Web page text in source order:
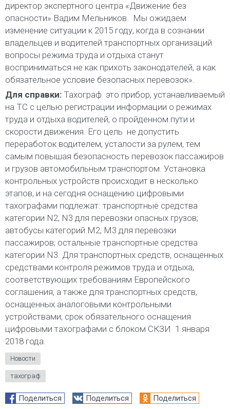
директор экспертного центра «Движение без
опасности» Вадим Мельников.  Мы ожидаем
изменение ситуации к 2015 году, когда в сознании
владельцев и водителей транспортных организаций
вопросы режима труда и отдыха станут
восприниматься не как прихоть законодателей, а как
обязательное условие безопасных перевозок».
Для справки: Тахограф  это прибор, устанавливаемый
на ТС с целью регистрации информации о режимах
труда и отдыха водителей, о пройденном пути и
скорости движения. Его цель  не допустить
переработок водителем, усталости за рулем, тем
самым повышая безопасность перевозок пассажиров
и грузов автомобильным транспортом. Установка
контрольных устройств происходит в несколько
этапов, и на сегодня оснащению цифровыми
тахографами подлежат: транспортные средства
категории N2, N3 для перевозки опасных грузов;
автобусы категорий M2, M3 для перевозки
пассажиров; остальные транспортные средства
категории N3. Для транспортных средств, оснащенных
средствами контроля режимов труда и отдыха,
соответствующих требованиям Европейского
соглашения, а также для транспортных средств,
оснащенных аналоговыми контрольными
устройствами, срок обязательного оснащения
цифровыми тахографами с блоком СКЗИ  1 января
2018 года.
Новости
тахограф
Поделиться Поделиться
Поделиться